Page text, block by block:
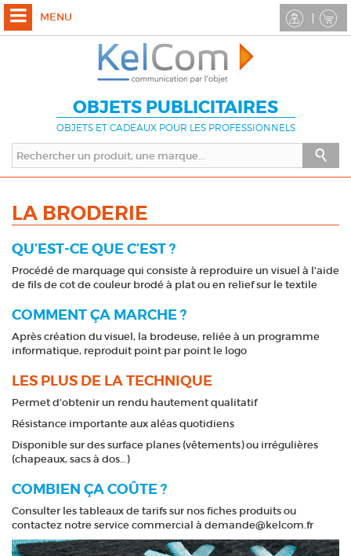
OBJETS PUBLICITAIRES
OBJETS ET CADEAUX POUR LES PROFESSIONNELS
MENU
LA BRODERIE
QU’EST-CE QUE C’EST ?
Procédé de marquage qui consiste à reproduire un visuel à l’aide
de fils de cot de couleur brodé à plat ou en relief sur le textile
COMMENT ÇA MARCHE ?
Après création du visuel, la brodeuse, reliée à un programme
informatique, reproduit point par point le logo
LES PLUS DE LA TECHNIQUE
Permet d’obtenir un rendu hautement qualitatif
Résistance importante aux aléas quotidiens
Disponible sur des surface planes (vêtements) ou irrégulières
(chapeaux, sacs à dos…)
COMBIEN ÇA COÛTE ?
Consulter les tableaux de tarifs sur nos fiches produits ou
contactez notre service commercial à demande@kelcom.fr